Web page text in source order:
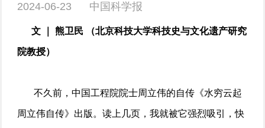
2024-06-23 中国科学报
文 ｜ 熊卫民 （北京科技大学科技史与文化遗产研究
院教授）
不久前，中国工程院院士周立伟的自传《水穷云起
周立伟自传》出版。读上几页，我就被它强烈吸引，快